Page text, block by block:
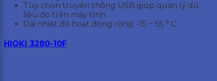
Tùy chọn truyền thông USB giúp quản lý dữ
liệu đo trên máy tính
Dải nhiệt độ hoạt động rộng: -15 ~ 55 ° C
HIOKI 3280-10F